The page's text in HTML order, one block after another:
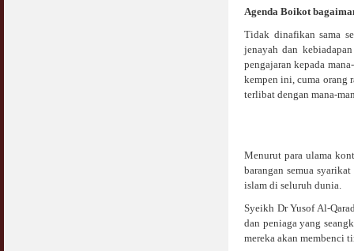
Agenda Boikot
Tidak dinafikan sama
jenayah dan
pengajaran kepada
kempen ini, cuma orang
terlibat dengan mana-
Menurut para ulama
barangan semua
islam di seluruh dunia.
Syeikh Dr Yusof Al-
dan peniaga yang
mereka akan membenci